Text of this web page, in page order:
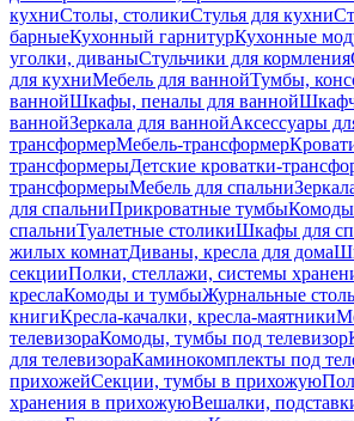
кухниСтолы, столикиСтулья для кухни
барныеКухонный гарнитурКухонные
уголки, диваныСтульчики для кормления
для кухниМебель для ваннойТумбы,
ваннойШкафы, пеналы для ванной
ваннойЗеркала для ваннойАксессуары
трансформерМебель-трансформер
трансформерыДетские кроватки-
трансформерыМебель для спальни
для спальниПрикроватные тумбы
спальниТуалетные столикиШкафы для
жилых комнатДиваны, кресла для дома
секцииПолки, стеллажи, системы
креслаКомоды и тумбыЖурнальные
книгиКресла-качалки, кресла-маятники
телевизораКомоды, тумбы под телевизор
для телевизораКаминокомплекты под
прихожейСекции, тумбы в прихожую
хранения в прихожуюВешалки,